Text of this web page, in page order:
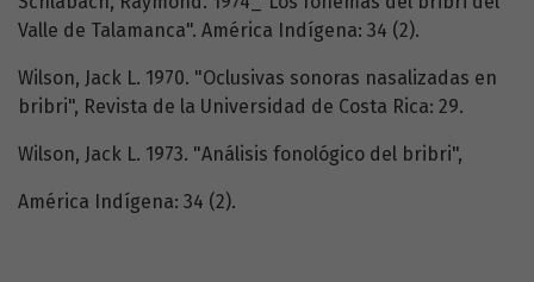
Valle de Talamanca". América Indígena: 34 (2).
Wilson, Jack L. 1970. "Oclusivas sonoras nasalizadas en
bribri", Revista de la Universidad de Costa Rica: 29.
Wilson, Jack L. 1973. "Análisis fonológico del bribri",
América Indígena: 34 (2).